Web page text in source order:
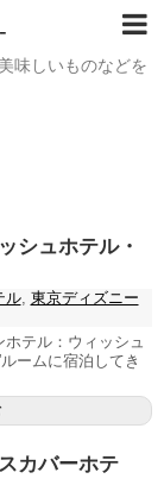
味しいものなどを
シュホテル・
ル, 東京ディズニー
テル：ウィッシュ
ームに宿泊してき
カバーホテ